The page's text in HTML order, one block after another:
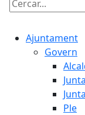
Cercar:
Ajuntament
Govern
Ple